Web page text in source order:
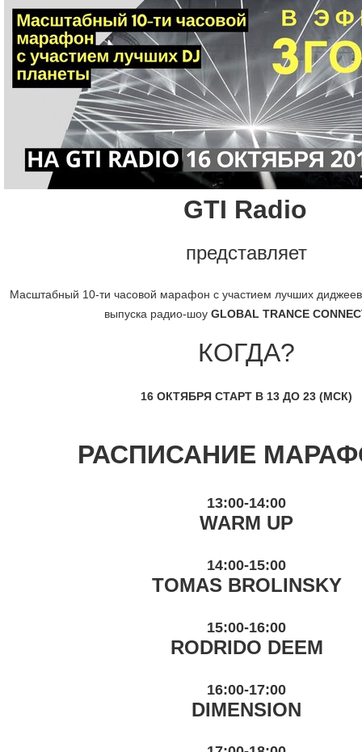
GTI Radio
представляет
Масштабный 10-ти часовой марафон с участием лучших диджеев
выпуска радио-шоу GLOBAL TRANCE
КОГДА?
16 ОКТЯБРЯ СТАРТ В 13 ДО 23 (МСК)
РАСПИСАНИЕ
13:00-14:00
WARM UP
14:00-15:00
TOMAS BROLINSKY
15:00-16:00
RODRIDO DEEM
16:00-17:00
DIMENSION